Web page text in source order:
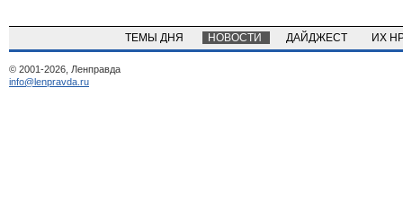
ТЕМЫ ДНЯ НОВОСТИ ДАЙДЖЕСТ ИХ
© 2001-2026, Ленправда
info@lenpravda.ru